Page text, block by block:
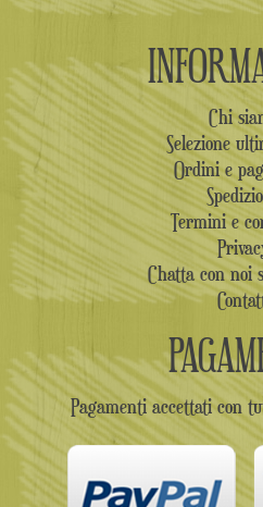
Chi
Selezione
Ordini e
Termini e
Chatta con noi
Pagamenti accettati con